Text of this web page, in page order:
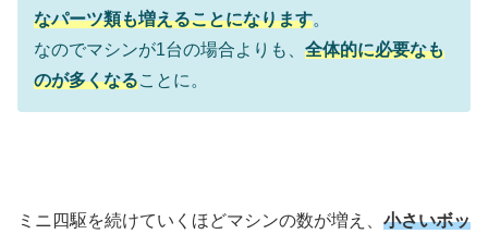
なパーツ類も増えることになります。
なのでマシンが1台の場合よりも、 全体的に必要なも
のが多くなることに。
ミニ四駆を続けていくほどマシンの数が増え、 小さいボッ